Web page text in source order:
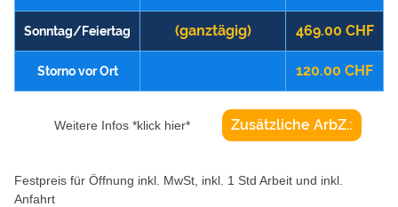
Sonntag/Feiertag (ganztägig) 469.00 CHF
Storno vor Ort 120.00 CHF
Weitere Infos *klick hier* Zusätzliche ArbZ.:
Festpreis für Öffnung inkl. MwSt, inkl. 1 Std Arbeit und inkl.
Anfahrt